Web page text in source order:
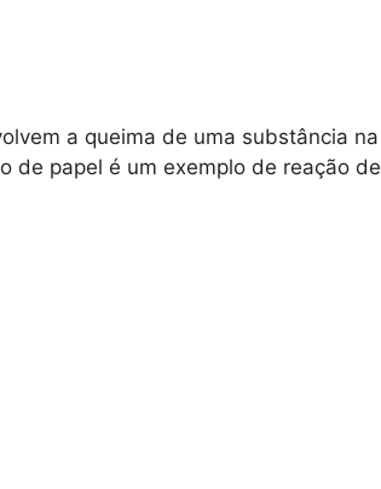
a queima de uma substância na
de papel é um exemplo de reação de